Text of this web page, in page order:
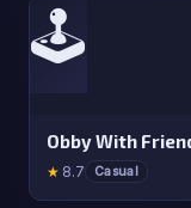
🕹️
★ 8.7 Casual